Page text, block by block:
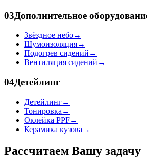
03Дополнительное
Звёздное небо→
Шумоизоляция→
Подогрев сидений →
Вентиляция сидений →
04Детейлинг
Детейлинг→
Тонировка →
Оклейка PPF→
Керамика кузова →
Рассчитаем Вашу задачу